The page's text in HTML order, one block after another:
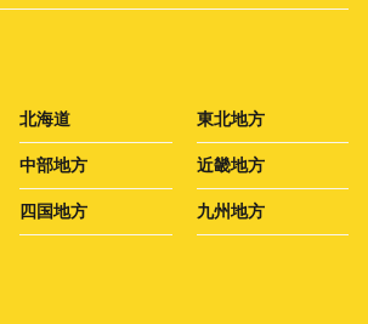
北海道 東北地方
中部地方 近畿地方
四国地方 九州地方